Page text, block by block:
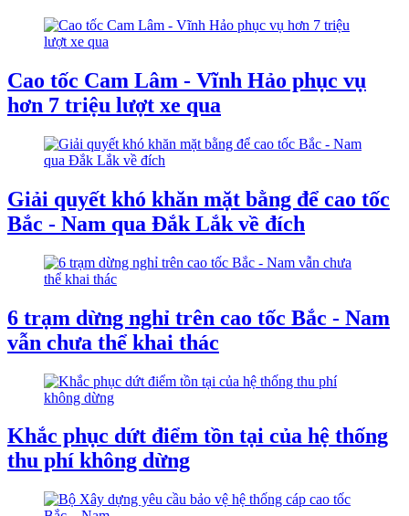
Cao tốc Cam Lâm - Vĩnh Hảo phục vụ
hơn 7 triệu lượt xe qua
Giải quyết khó khăn mặt bằng để cao tốc
Bắc - Nam qua Đắk Lắk về đích
6 trạm dừng nghỉ trên cao tốc Bắc - Nam
vẫn chưa thể khai thác
Khắc phục dứt điểm tồn tại của hệ thống
thu phí không dừng